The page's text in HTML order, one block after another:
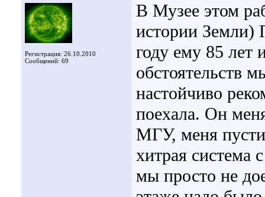
Регистрация: 26.10.2010
Сообщений: 69
В Музее этом
истории Земли)
году ему 85 лет
обстоятельств
настойчиво
поехала. Он
МГУ, меня
хитрая
мы просто не